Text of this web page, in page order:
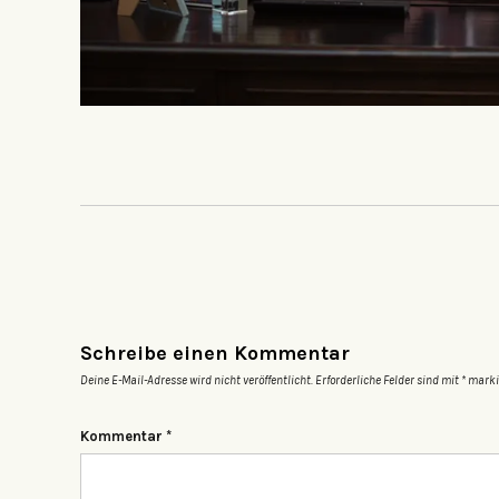
Schreibe einen Kommentar
Deine E-Mail-Adresse wird nicht veröffentlicht. Erforderliche Felder sind mit *
Kommentar *